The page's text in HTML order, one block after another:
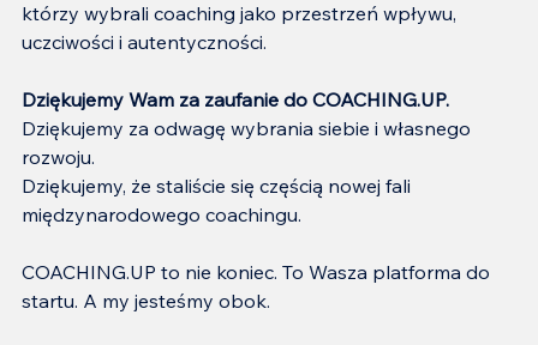
którzy wybrali coaching jako przestrzeń wpływu,
uczciwości i autentyczności.
Dziękujemy Wam za zaufanie do COACHING.UP.
Dziękujemy za odwagę wybrania siebie i własnego
rozwoju.
Dziękujemy, że staliście się częścią nowej fali
międzynarodowego coachingu.
COACHING.UP to nie koniec. To Wasza platforma do
startu. A my jesteśmy obok.